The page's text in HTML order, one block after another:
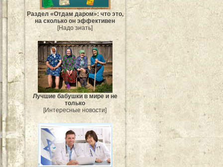
Раздел «Отдам даром»: что это,
на сколько он эффективен
[Надо знать]
Лучшие бабушки в мире и не
только
[Интересные новости]